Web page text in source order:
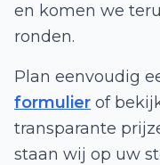
en komen we
ronden.
Plan eenvoudig
formulier of
transparante
staan wij op uw